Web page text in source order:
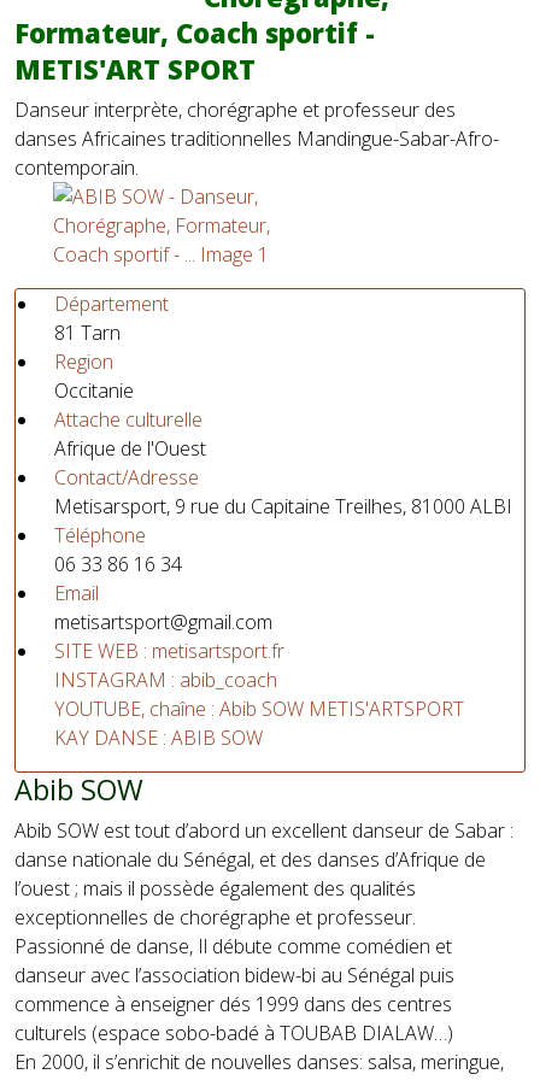
Formateur, Coach sportif -
METIS'ART SPORT
Danseur interprète, chorégraphe et professeur des
danses Africaines traditionnelles Mandingue-Sabar-Afro-
contemporain.
Département
81 Tarn
Region
Occitanie
Attache culturelle
Afrique de l'Ouest
Contact/Adresse
Metisarsport, 9 rue du Capitaine Treilhes, 81000 ALBI
Téléphone
06 33 86 16 34
Email
metisartsport@gmail.com
SITE WEB : metisartsport.fr
INSTAGRAM : abib_coach
YOUTUBE, chaîne : Abib SOW METIS'ARTSPORT
KAY DANSE : ABIB SOW
Abib SOW
Abib SOW est tout d’abord un excellent danseur de Sabar :
danse nationale du Sénégal, et des danses d’Afrique de
l’ouest ; mais il possède également des qualités
exceptionnelles de chorégraphe et professeur.
Passionné de danse, Il débute comme comédien et
danseur avec l’association bidew-bi au Sénégal puis
commence à enseigner dés 1999 dans des centres
culturels (espace sobo-badé à TOUBAB DIALAW…)
En 2000, il s’enrichit de nouvelles danses: salsa, meringue,